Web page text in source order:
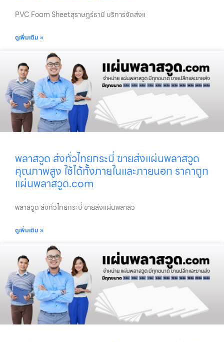
PVC Foam Sheetสุราษฎร์ธานี บริการจัดส่งแ
ดูเพิ่มเติม »
พลาสวูด ส่งทั่วไทยกระบี่ ขายส่งแผ่นพลาสวูด
คุณภาพสูง ใช้ได้ทั้งภายในและภายนอก ราคาถูก
แผ่นพลาสวูด.com
พลาสวูด ส่งทั่วไทยกระบี่ ขายส่งแผ่นพลาสว
ดูเพิ่มเติม »